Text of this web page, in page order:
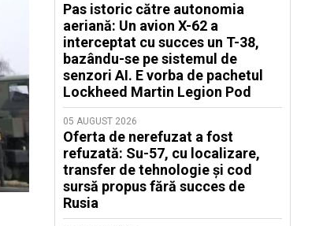
Pas istoric către autonomia
aeriană: Un avion X-62 a
interceptat cu succes un T-38,
bazându-se pe sistemul de
senzori AI. E vorba de pachetul
Lockheed Martin Legion Pod
05 AUGUST 2026
Oferta de nerefuzat a fost
refuzată: Su-57, cu localizare,
transfer de tehnologie și cod
sursă propus fără succes de
Rusia